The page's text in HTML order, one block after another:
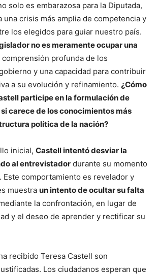
solo es embarazosa para la Diputada,
una crisis más amplia de competencia y
los elegidos para guiar nuestro país.
no es meramente ocupar una
comprensión profunda de los
y una capacidad para contribuir
a su evolución y refinamiento. ¿Cómo
participe en la formulación de
carece de los conocimientos más
política de la nación?
inicial, Castell intentó desviar la
al entrevistador durante su momento
comportamiento es revelador y
muestra un intento de ocultar su falta
la confrontación, en lugar de
y el deseo de aprender y rectificar su
recibido Teresa Castell son
Los ciudadanos esperan que